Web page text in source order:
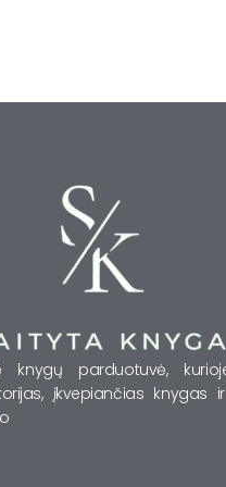
knygų parduotuvė,
įkvepiančias knygas